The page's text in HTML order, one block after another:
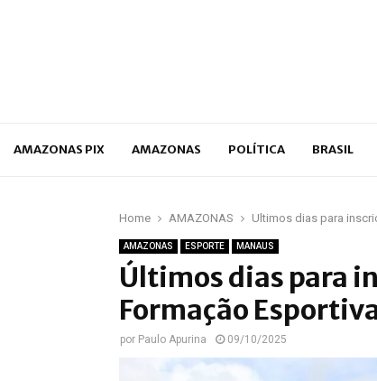
AMAZONAS PIX AMAZONAS POLÍTICA BRASIL
Home AMAZONAS Últimos dias para
AMAZONAS ESPORTE MANAUS
Últimos dias para
Formação
por Paulo Apurina 09/10/2025